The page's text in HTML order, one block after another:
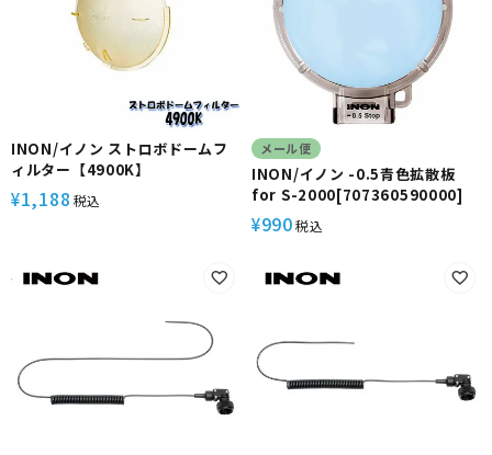
INON/イノン ストロボドームフ
ィルター【4900K】
¥1,188 税込
メール便
INON/イノン -0.5青色拡散板
for S-2000[707360590000]
¥990税込